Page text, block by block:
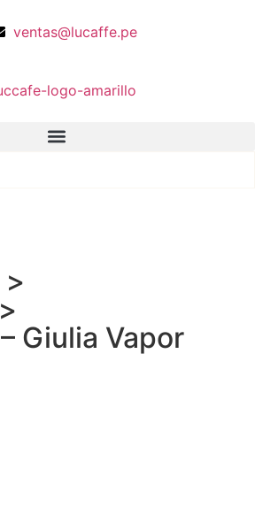
ventas@lucaffe.pe
>
>
– Giulia Vapor